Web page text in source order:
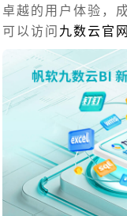
卓越的用户体验，
可以访问九数云官网